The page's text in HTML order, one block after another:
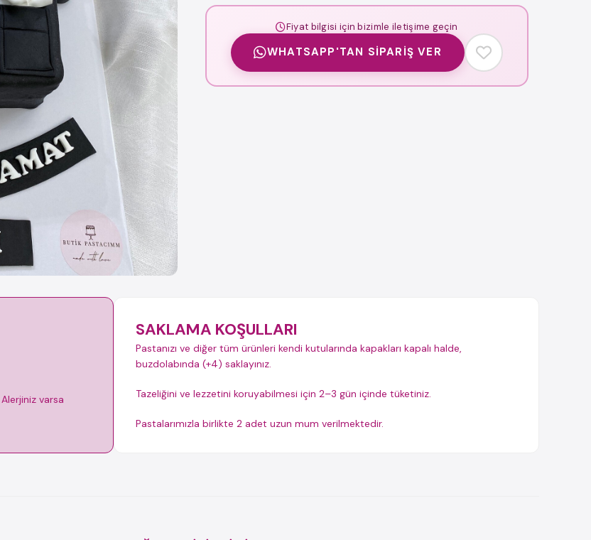
Fiyat bilgisi için bizimle iletişime geçin
WHATSAPP'TAN SIPARIŞ VER
varsa
SAKLAMA KOŞULLARI
Pastanızı ve diğer tüm ürünleri kendi kutularında kapakları kapalı halde,
buzdolabında (+4) saklayınız.
Tazeliğini ve lezzetini koruyabilmesi için 2–3 gün içinde tüketiniz.
Pastalarımızla birlikte 2 adet uzun mum verilmektedir.